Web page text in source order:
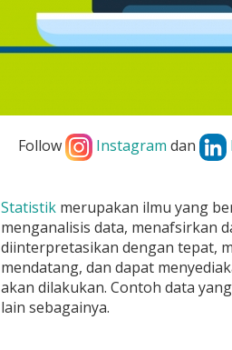
Follow Instagram dan
Statistikmerupakan ilmu yang
menganalisis data, menafsirkan
diinterpretasikan dengan tepat,
mendatang, dan dapat
akan dilakukan. Contoh data
lain sebagainya.